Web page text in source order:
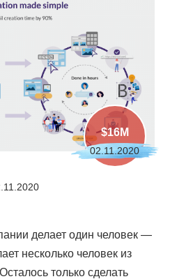
$16M
02.11.2020
делает один человек —
несколько человек из
только сделать